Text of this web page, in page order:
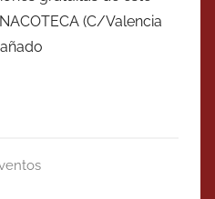
(C/Valencia